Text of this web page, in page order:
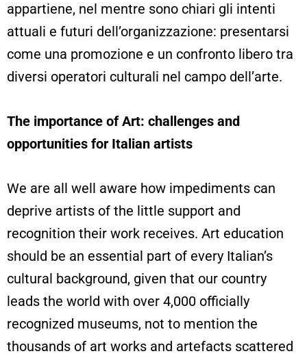
appartiene, nel mentre sono chiari gli intenti
attuali e futuri dell’organizzazione: presentarsi
come una promozione e un confronto libero tra
diversi operatori culturali nel campo dell’arte.
The importance of Art: challenges and
opportunities for Italian artists
We are all well aware how impediments can
deprive artists of the little support and
recognition their work receives. Art education
should be an essential part of every Italian’s
cultural background, given that our country
leads the world with over 4,000 officially
recognized museums, not to mention the
thousands of art works and artefacts scattered